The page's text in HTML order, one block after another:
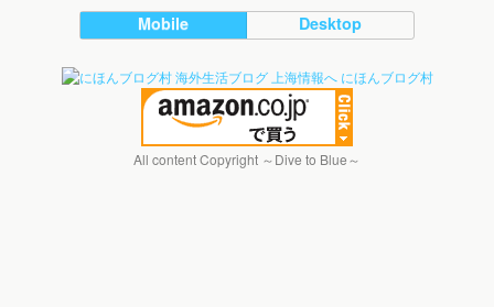
Mobile Desktop
にほんブログ村
All content Copyright ～Dive to Blue～